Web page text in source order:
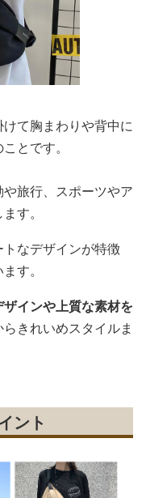
て胸まわりや背中に
とです。
旅行、スポーツやア
す。
なデザインが特徴
す。
インや上質な素材を
きれいめスタイルま
ント